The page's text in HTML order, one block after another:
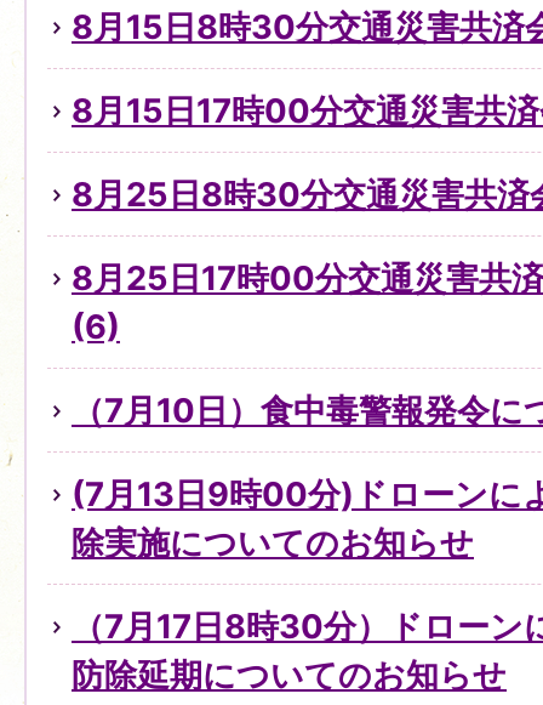
8月15日8時30分交通災害共済
8月15日17時00分交通災害共
8月25日8時30分交通災害共
8月25日17時00分交通災害共
(6)
（7月10日）食中毒警報発令に
(7月13日9時00分)ドローンに
除実施についてのお知らせ
（7月17日8時30分）ドローン
防除延期についてのお知らせ